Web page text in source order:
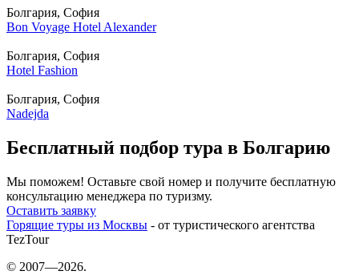
Болгария, София
Bon Voyage Hotel Alexander
Болгария, София
Hotel Fashion
Болгария, София
Nadejda
Бесплатный подбор тура в Болгарию
Мы поможем! Оставьте свой номер и получите бесплатную
консультацию менеджера по туризму.
Оставить заявку
Горящие туры из Москвы - от туристического агентства
TezTour
© 2007—2026.